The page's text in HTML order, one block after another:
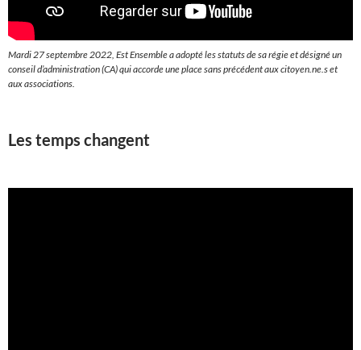
Mardi 27 septembre 2022, Est Ensemble a adopté les statuts de sa régie et désigné un
conseil d’administration (CA) qui accorde une place sans précédent aux citoyen.ne.s et
aux associations.
Les temps changent